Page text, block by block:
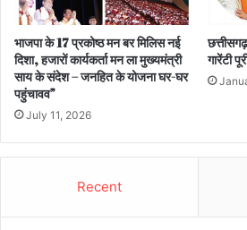
भाजपा के 17 प्रकोष्ठ मन बर मिलिस नई
दिशा, हजारों कार्यकर्ता मन ला मुख्यमंत्री
साय के संदेश – जनहित के योजना घर-घर
पहुंचावव”
July 11, 2026
गारेंटी
Recent